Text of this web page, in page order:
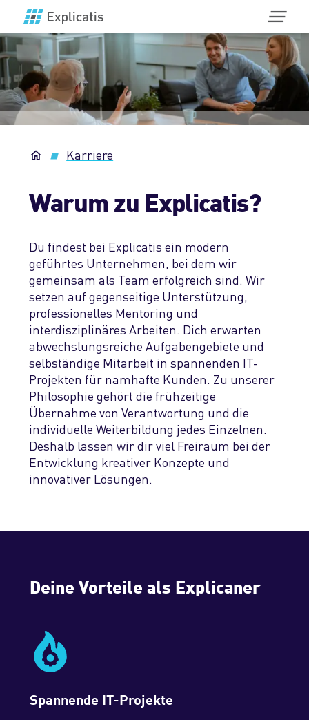
Softwareentwicklung
Übersicht
Unser Vorgehen
User Experience Design
Bestandssysteme
Team as a Service
Anwendungsbereiche
Übersicht
Webanwendungen
Mobile Apps
Cloud-Lösungen
Desktopanwendungen
Technologien
Übersicht
C#/.NET
Java
PHP
KI
Übersicht
Integration von ChatGPT
KI-Automatisierungen & ML
KI-gestützte Softwareentwicklung
KI in IoT-Geräten
KI-Schulung
KI-gestützte Software-Modernisierung
IoT
Konzeption & Produktdesign
Konstruktion
Embedded-Entwicklung
Geräte- & Datenverwaltung
Apps & User Interfaces
Produktions- & After-Sales-Support
UDB API
KI-Coding-Assistant
MVO-Connector
Chatbot-Lösung
Enterprise GPT
Referenzen
Übersicht
Referenzkunden
Referenzprojekte
Auszeichnungen & Zertifizierungen
Publikationen
Unternehmen
Übersicht
Das ist Explicatis
Management
Vision & Werte
Pressemitteilungen
Standorte
Karriere
Übersicht
Warum zu Explicatis
Wen wir suchen
Stellenangebote
Bewerbungsprozess
Warum zu Explicatis?
Du findest bei Explicatis ein modern
geführtes Unternehmen, bei dem wir
gemeinsam als Team erfolgreich sind. Wir
setzen auf gegenseitige Unterstützung,
professionelles Mentoring und
interdisziplinäres Arbeiten. Dich erwarten
abwechs­lungs­reiche Aufgaben­gebiete und
selbständige Mitarbeit in spannen­den IT-
Projekten für namhafte Kunden. Zu unserer
Philosophie gehört die frühzeitige
Übernahme von Verantwortung und die
individu­elle Weiterbildung jedes Einzelnen.
Deshalb lassen wir dir viel Freiraum bei der
Entwicklung kreativer Kon­zepte und
innovativer Lösungen.
Karriere
Deine Vorteile als Explicaner
Spannende IT-Projekte